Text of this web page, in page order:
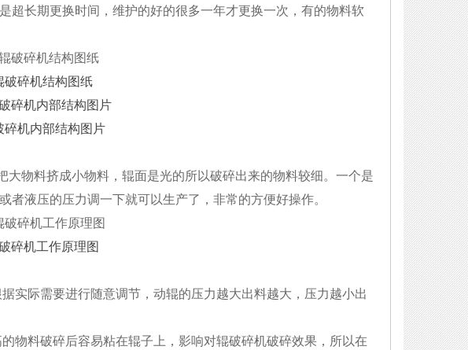
超长期更换时间，维护的好的很多一年才更换一次，有的物料软
破碎机结构图纸
碎机内部结构图片
物料挤成小物料，辊面是光的所以破碎出来的物料较细。一个是
液压的压力调一下就可以生产了，非常的方便好操作。
碎机工作原理图
际需要进行随意调节，动辊的压力越大出料越大，压力越小出
料破碎后容易粘在辊子上，影响对辊破碎机破碎效果，所以在